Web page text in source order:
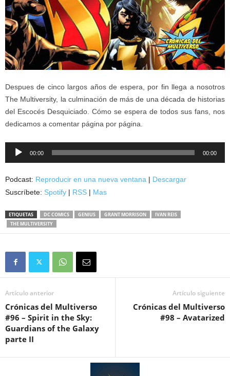
Despues de cinco largos años de espera, por fin llega a nosotros
The Multiversity, la culminación de más de una década de historias
del Escocés Desquiciado. Cómo se espera de todos sus fans, nos
dedicamos a comentar página por página.
Reproductor
00:00 00:00
Podcast: Reproducir en una nueva ventana | Descargar
Suscríbete: Spotify | RSS | Mas
ETIQUETAS DC COMICS GENIUS GRANT MORRISON
IVAN REIS
THE MULTIVERSITY
Artículo anterior
Crónicas del Multiverso
#96 – Spirit in the Sky:
Guardians of the Galaxy
parte II
Artículo siguiente
Crónicas del Multiverso
#98 – Avatarized